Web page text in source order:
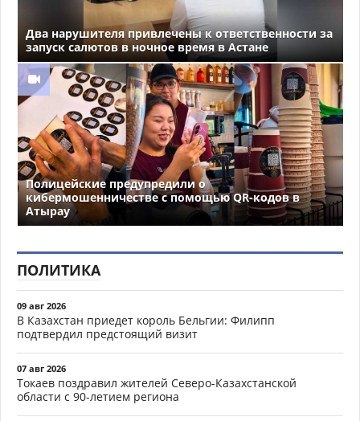
Два нарушителя привлечены к ответственности за
запуск салютов в ночное время в Астане
Полицейские предупредили о
кибермошенничестве с помощью QR-кодов в
Атырау
ПОЛИТИКА
09 авг 2026
В Казахстан приедет король Бельгии: Филипп
подтвердил предстоящий визит
07 авг 2026
Токаев поздравил жителей Северо-Казахстанской
области с 90-летием региона